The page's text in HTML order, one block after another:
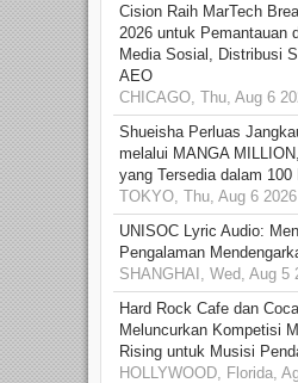
Cision Raih MarTech
2026 untuk Pemantauan
Media Sosial, Distribusi
AEO
CHICAGO, Thu, Aug 6
Shueisha Perluas
melalui MANGA
yang Tersedia dalam 100
TOKYO, Thu, Aug 6
UNISOC Lyric Audio:
Pengalaman
SHANGHAI, Wed, Aug 5
Hard Rock Cafe dan
Meluncurkan Kompetisi
Rising untuk Musisi
HOLLYWOOD, Florida,